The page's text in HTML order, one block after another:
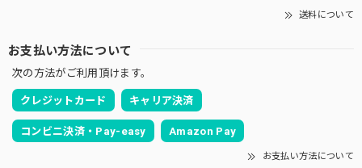
送料について
お支払い方法について
次の方法がご利用頂けます。
クレジットカード キャリア決済
コンビニ決済・Pay-easy Amazon Pay
お支払い方法について